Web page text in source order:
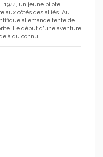
1944, un jeune pilote
aux côtés des alliés. Au
allemande tente de
Le début d'une aventure
du connu.